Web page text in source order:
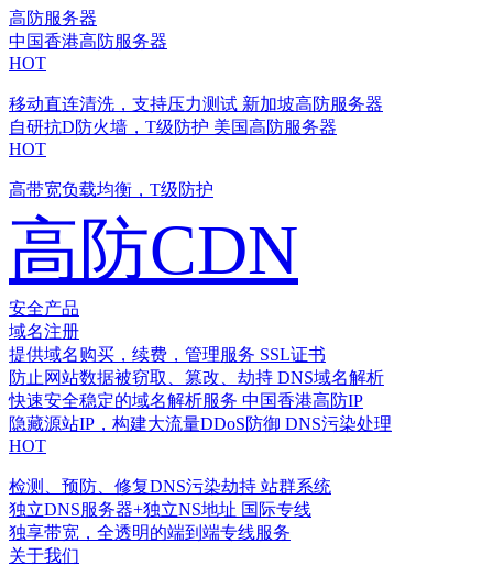
高防服务器
中国香港高防服务器
HOT
移动直连清洗，支持压力测试 新加坡高防服务器
自研抗D防火墙，T级防护 美国高防服务器
HOT
高带宽负载均衡，T级防护
高防CDN
安全产品
域名注册
提供域名购买，续费，管理服务 SSL证书
防止网站数据被窃取、篡改、劫持 DNS域名解析
快速安全稳定的域名解析服务 中国香港高防IP
隐藏源站IP，构建大流量DDoS防御 DNS污染处理
HOT
检测、预防、修复DNS污染劫持 站群系统
独立DNS服务器+独立NS地址 国际专线
独享带宽，全透明的端到端专线服务
关于我们